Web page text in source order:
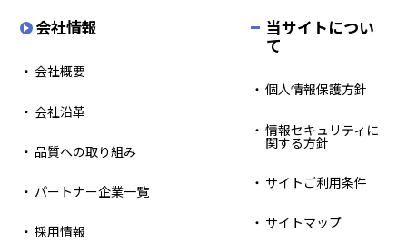
会社情報
会社概要
会社沿革
品質への取り組み
パートナー企業一覧
採用情報
当サイトについ
て
個人情報保護方針
情報セキュリティに
関する方針
サイトご利用条件
サイトマップ